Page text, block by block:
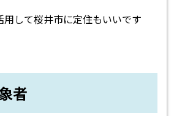
用して桜井市に定住もいいです
者